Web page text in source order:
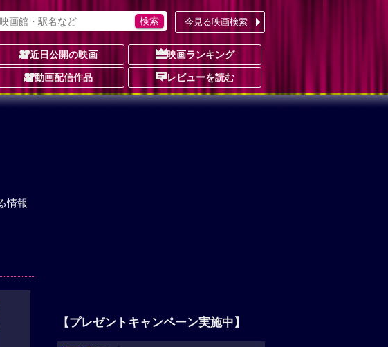
今見る映画検索
近日公開の映画 映画ランキング
動画配信作品 レビューを読む
情報
【プレゼントキャンペーン実施中】